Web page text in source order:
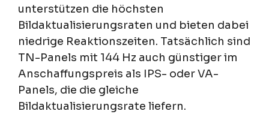
unterstützen die höchsten
Bildaktualisierungsraten und bieten dabei
niedrige Reaktionszeiten. Tatsächlich sind
TN-Panels mit 144 Hz auch günstiger im
Anschaffungspreis als IPS- oder VA-
Panels, die die gleiche
Bildaktualisierungsrate liefern.